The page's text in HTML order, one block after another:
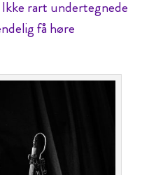
rart undertegnede
få høre